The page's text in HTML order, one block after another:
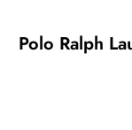
Polo Ralph